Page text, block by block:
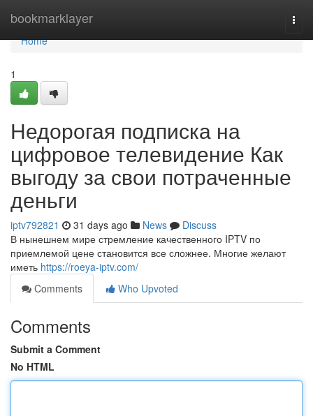
bookmarklayer
Home
Home
1
Недорогая подписка на
цифровое телевидение Как
выгоду за свои потраченные
деньги
iptv792821 31 days ago News
Discuss
В нынешнем мире стремление качественного IPTV по
приемлемой цене становится все сложнее. Многие желают
иметь https://roeya-iptv.com/
Comments
Who Upvoted
Comments
Submit a Comment
No HTML